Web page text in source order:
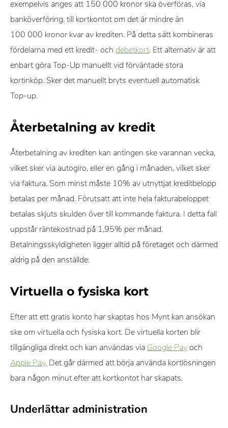
exempelvis anges att 150 000 kronor ska överföras, via
banköverföring, till kortkontot om det är mindre än
100 000 kronor kvar av krediten. På detta sätt kombineras
fördelarna med ett kredit- och debetkort. Ett alternativ är att
enbart göra Top-Up manuellt vid förväntade stora
kortinköp. Sker det manuellt bryts eventuell automatisk
Top-up.
Återbetalning av kredit
Återbetalning av krediten kan antingen ske varannan vecka,
vilket sker via autogiro, eller en gång i månaden, vilket sker
via faktura. Som minst måste 10% av utnyttjat kreditbelopp
betalas per månad. Förutsatt att inte hela fakturabeloppet
betalas skjuts skulden över till kommande faktura. I detta fall
uppstår räntekostnad på 1,95% per månad.
Betalningsskyldigheten ligger alltid på företaget och därmed
aldrig på den anställde.
Virtuella o fysiska kort
Efter att ett gratis konto har skaptas hos Mynt kan ansökan
ske om virtuella och fysiska kort. De virtuella korten blir
tillgängliga direkt och kan användas via Google Payoch
Apple Pay. Det går därmed att börja använda kortlösningen
bara någon minut efter att kortkontot har skapats.
Underlättar administration